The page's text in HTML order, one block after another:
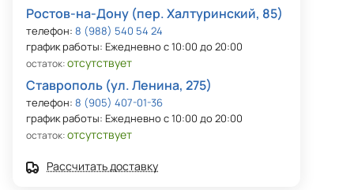
Ростов-на-Дону (пер. Халтуринский, 85)
телефон: 8 (988) 540 54 24
график работы: Ежедневно с 10:00 до 20:00
остаток:отсутствует
Ставрополь (ул. Ленина, 275)
телефон: 8 (905) 407-01-36
график работы: Ежедневно с 10:00 до 20:00
остаток:отсутствует
Рассчитать доставку